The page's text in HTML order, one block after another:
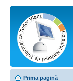
Prima pagină